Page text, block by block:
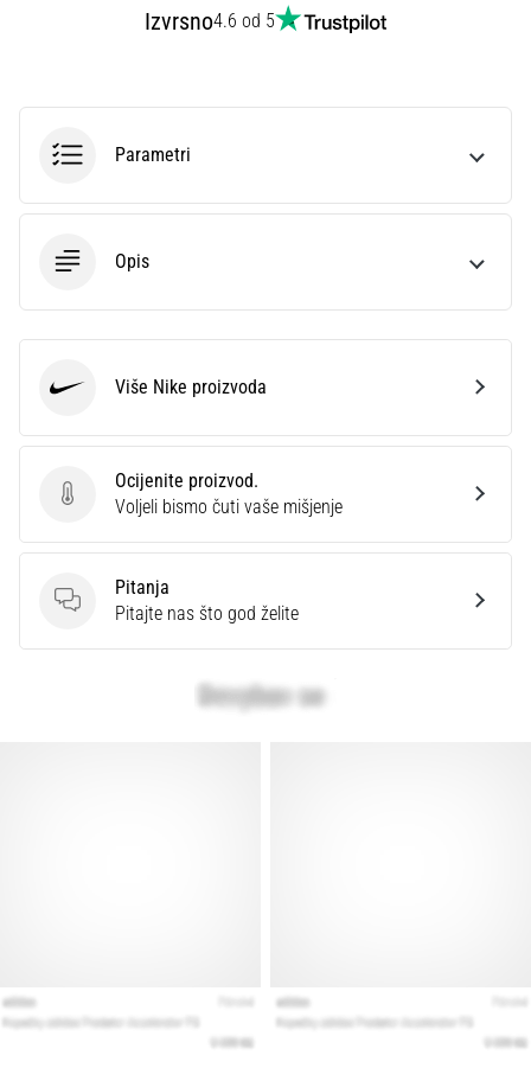
Izvrsno4.6 od 5
Parametri
Opis
Ocijenite proizvod.
Ocijenite proizvod.
Voljeli bismo čuti vaše mišjenje
Pitanja
Pitanja
Pitajte nas što god želite
Nike Više Nike proizvoda